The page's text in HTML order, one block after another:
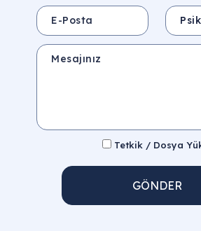
E-Posta Konu
Mesajınız
Tetkik / Dosya
GÖNDER